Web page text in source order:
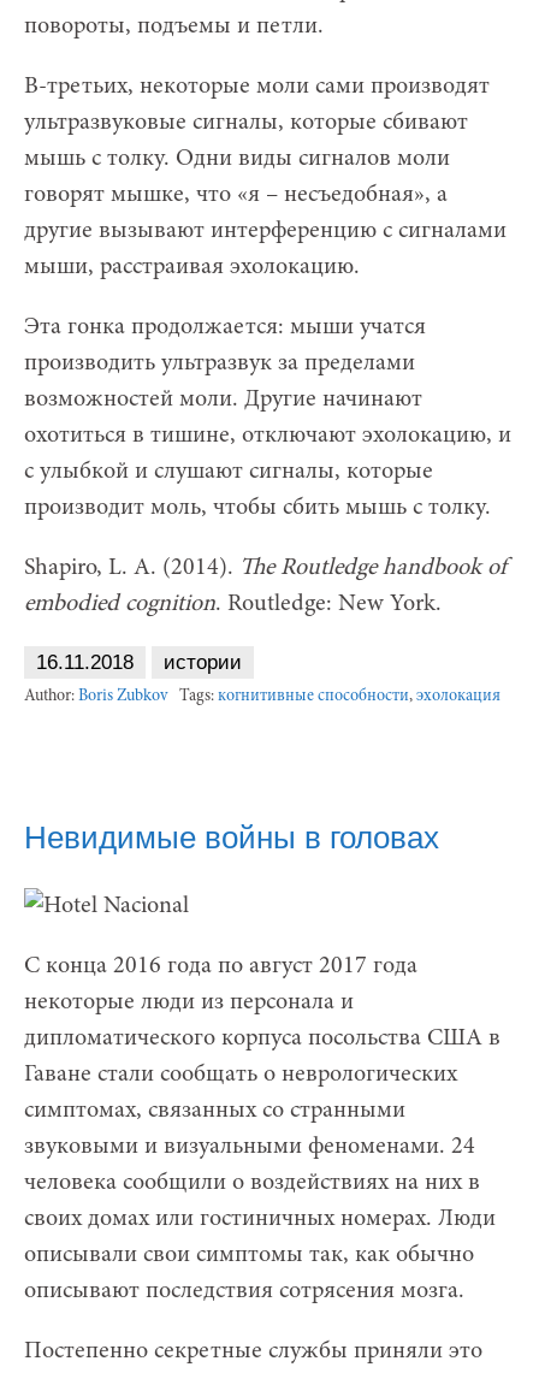
повороты, подъемы и петли.
В-третьих, некоторые моли сами производят
ультразвуковые сигналы, которые сбивают
мышь с толку. Одни виды сигналов моли
говорят мышке, что «я – несъедобная», а
другие вызывают интерференцию с сигналами
мыши, расстраивая эхолокацию.
Эта гонка продолжается: мыши учатся
производить ультразвук за пределами
возможностей моли. Другие начинают
охотиться в тишине, отключают эхолокацию, и
с улыбкой и слушают сигналы, которые
производит моль, чтобы сбить мышь с толку.
Shapiro, L. A. (2014). The Routledge handbook of
embodied cognition. Routledge: New York.
16.11.2018 истории
Author: Boris Zubkov Tags: когнитивные способности, эхолокация
Невидимые войны в головах
С конца 2016 года по август 2017 года
некоторые люди из персонала и
дипломатического корпуса посольства США в
Гаване стали сообщать о неврологических
симптомах, связанных со странными
звуковыми и визуальными феноменами. 24
человека сообщили о воздействиях на них в
своих домах или гостиничных номерах. Люди
описывали свои симптомы так, как обычно
описывают последствия сотрясения мозга.
Постепенно секретные службы приняли это